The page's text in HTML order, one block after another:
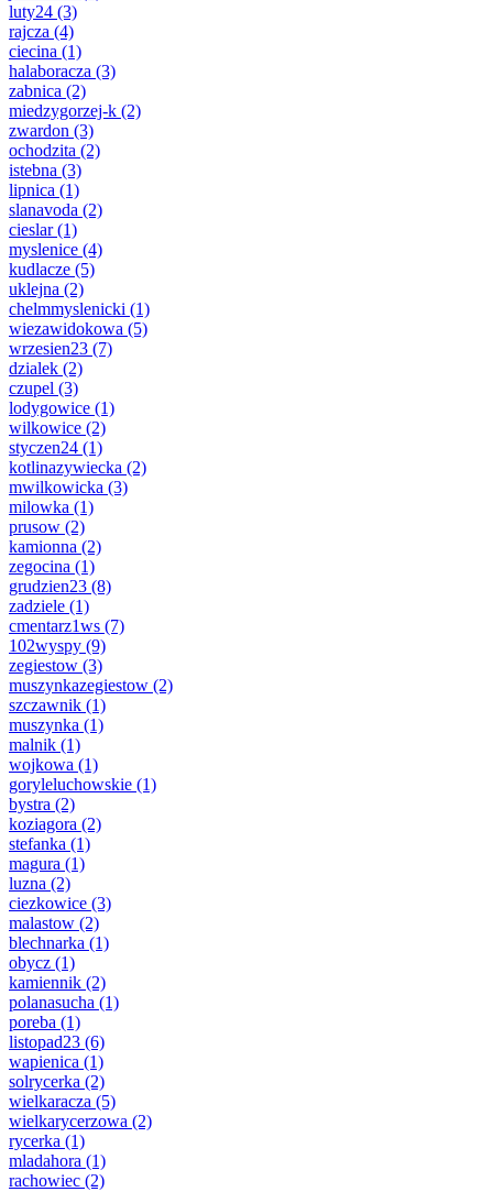
luty24 (3)
rajcza (4)
ciecina (1)
halaboracza (3)
zabnica (2)
miedzygorzej-k (2)
zwardon (3)
ochodzita (2)
istebna (3)
lipnica (1)
slanavoda (2)
cieslar(1)
myslenice (4)
kudlacze (5)
uklejna (2)
chelmmyslenicki (1)
wiezawidokowa (5)
wrzesien23 (7)
dzialek (2)
czupel (3)
lodygowice (1)
wilkowice (2)
styczen24 (1)
kotlinazywiecka (2)
mwilkowicka (3)
milowka (1)
prusow (2)
kamionna (2)
zegocina (1)
grudzien23 (8)
zadziele (1)
cmentarz1ws (7)
102wyspy (9)
zegiestow (3)
muszynkazegiestow (2)
szczawnik (1)
muszynka (1)
malnik (1)
wojkowa (1)
goryleluchowskie (1)
bystra (2)
koziagora (2)
stefanka (1)
magura (1)
luzna (2)
ciezkowice (3)
malastow (2)
blechnarka (1)
obycz (1)
kamiennik (2)
polanasucha (1)
poreba (1)
listopad23 (6)
wapienica (1)
solrycerka (2)
wielkaracza (5)
wielkarycerzowa (2)
rycerka (1)
mladahora (1)
rachowiec (2)